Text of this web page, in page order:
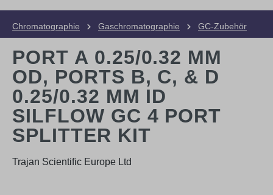
Chromatographie Gaschromatographie
GC-Zubehör
PORT A 0.25/0.32 MM
OD, PORTS B, C, & D
0.25/0.32 MM ID
SILFLOW GC 4 PORT
SPLITTER KIT
Trajan Scientific Europe Ltd